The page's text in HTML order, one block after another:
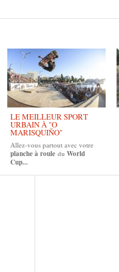
LE MEILLEUR SPORT
URBAIN À "O
MARISQUIÑO"
Allez-vous partout avec votre
planche à roule du World
Cup...